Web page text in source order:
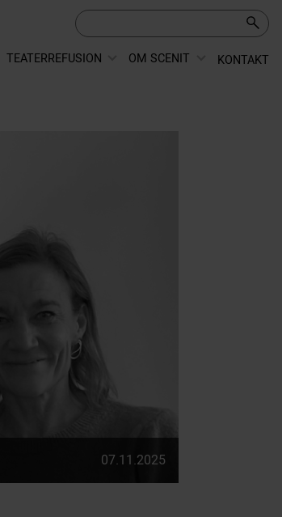
TEATERREFUSION OM SCENIT KONTAKT
07.11.2025